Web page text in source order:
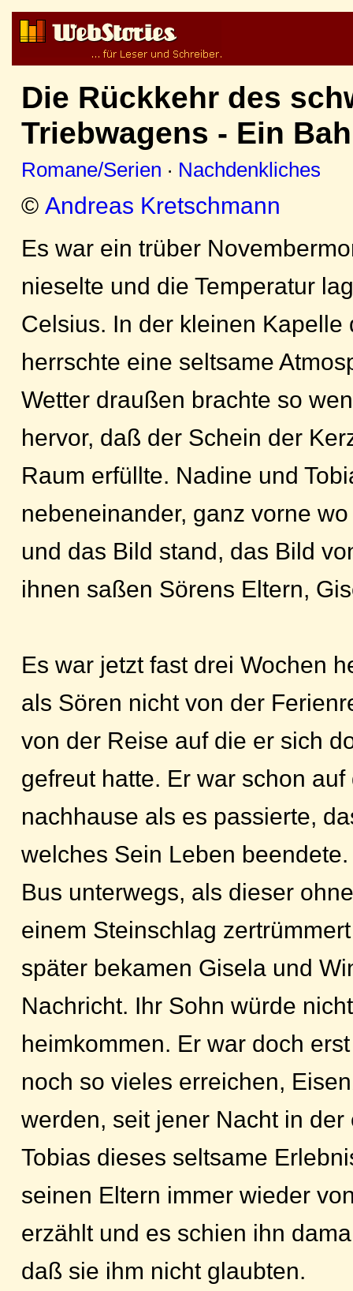
Die Rückkehr des
Triebwagens - Ein
Romane/Serien · Nachdenkliches
© Andreas Kretschmann
Es war ein trüber
nieselte und die Temperatur
Celsius. In der kleinen Kapelle
herrschte eine seltsame
Wetter draußen brachte so
hervor, daß der Schein der
Raum erfüllte. Nadine und
nebeneinander, ganz vorne
und das Bild stand, das Bild
ihnen saßen Sörens Eltern,
Es war jetzt fast drei Wochen
als Sören nicht von der
von der Reise auf die er sich
gefreut hatte. Er war schon
nachhause als es passierte,
welches Sein Leben
Bus unterwegs, als dieser
einem Steinschlag
später bekamen Gisela und
Nachricht. Ihr Sohn würde
heimkommen. Er war doch
noch so vieles erreichen,
werden, seit jener Nacht in
Tobias dieses seltsame
seinen Eltern immer wieder
erzählt und es schien ihn
daß sie ihm nicht glaubten.